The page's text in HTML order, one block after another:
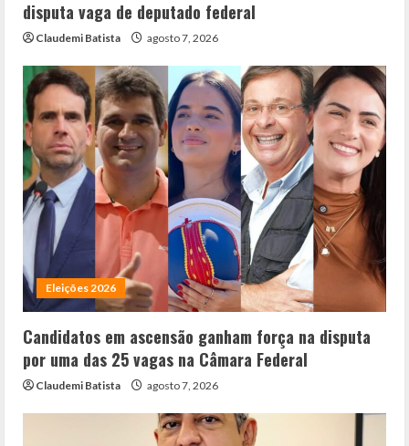
disputa vaga de deputado federal
Claudemi Batista agosto 7, 2026
Eleições 2026
Candidatos em ascensão ganham força na disputa
por uma das 25 vagas na Câmara Federal
Claudemi Batista agosto 7, 2026